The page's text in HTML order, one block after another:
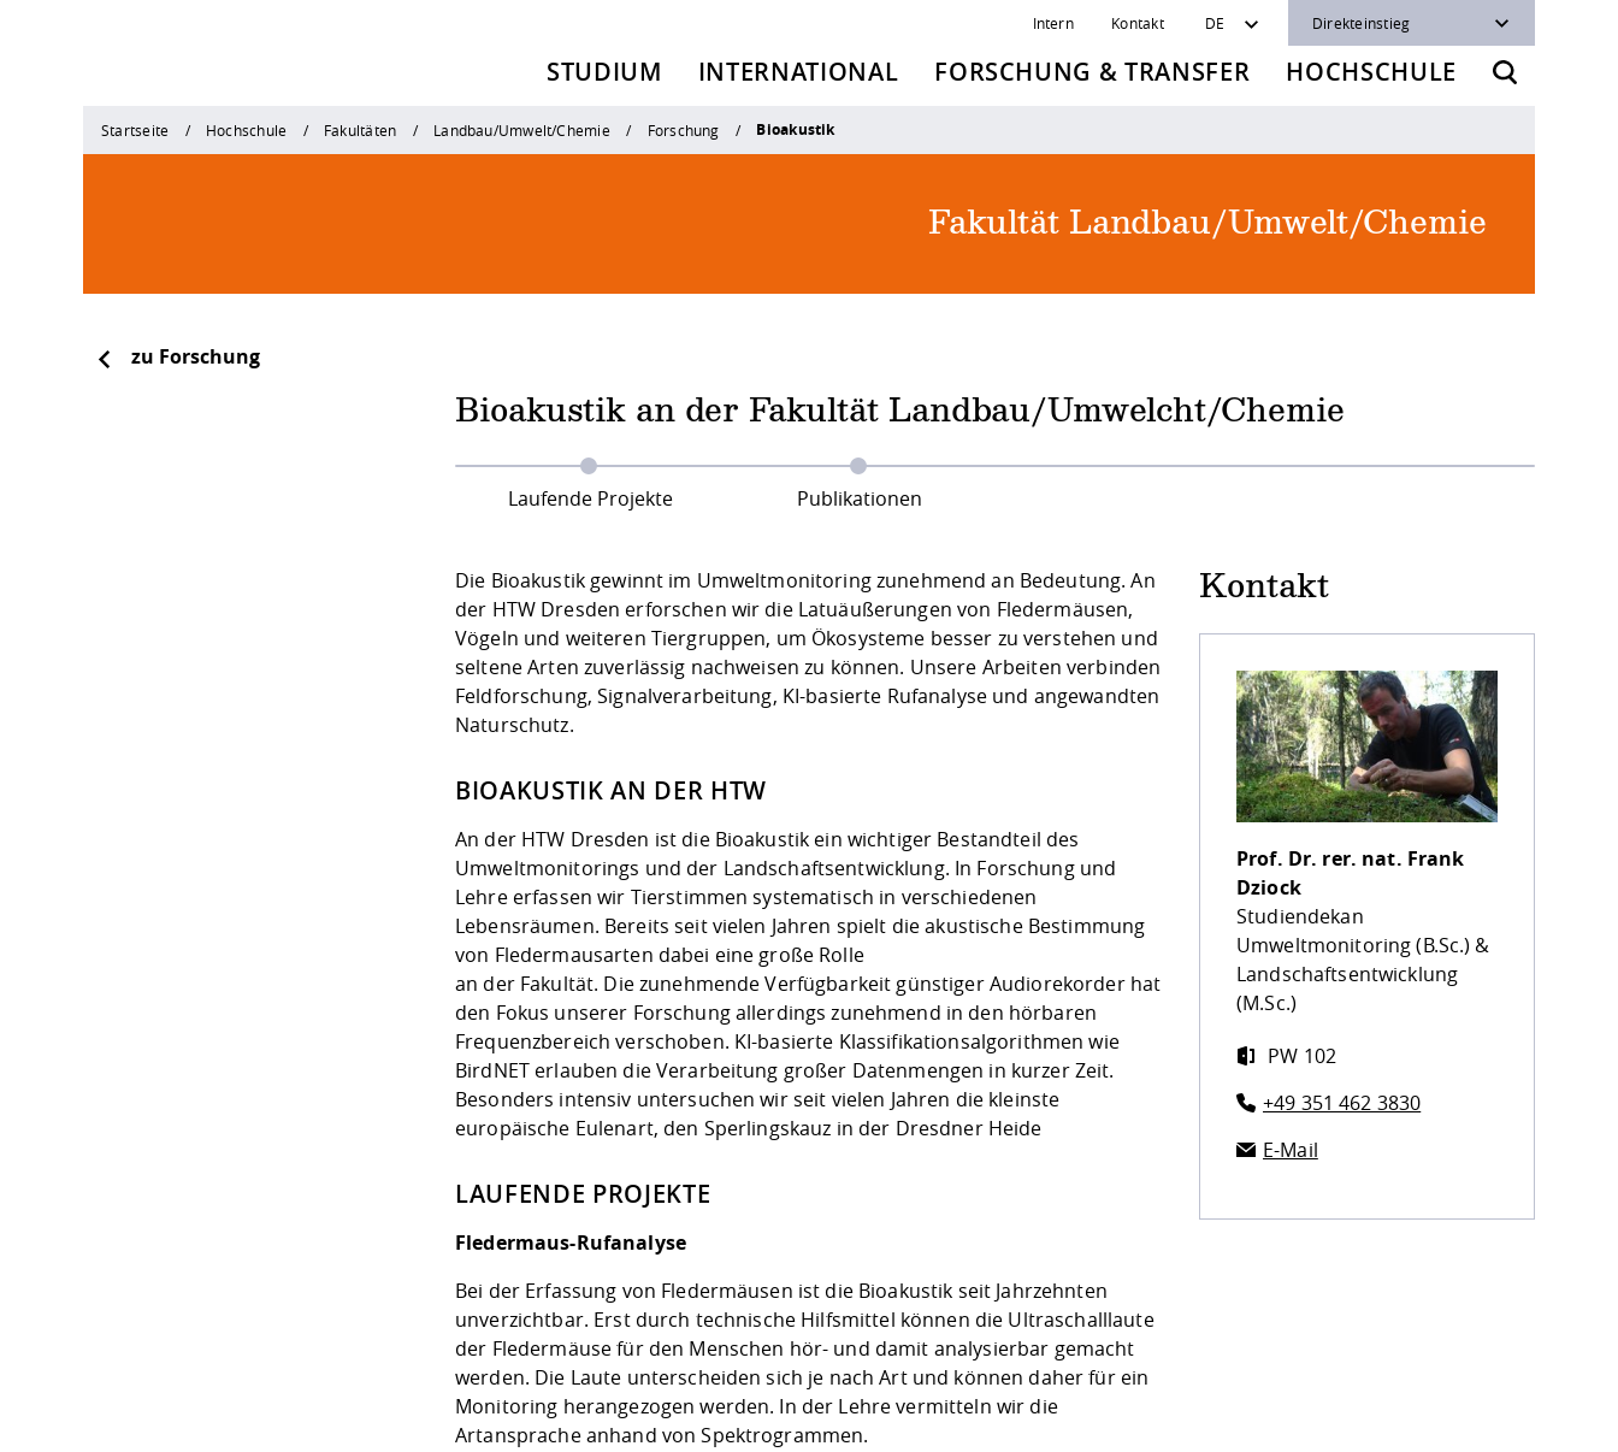
Intern Kontakt DE Direkteinstieg
STUDIUM INTERNATIONAL FORSCHUNG & TRANSFER HOCHSCHULE
Startseite Hochschule Fakultäten Landbau/Umwelt/Chemie Forschung Bioakustik
Fakultät Landbau/Umwelt/Chemie
zu Forschung
Bioakustik an der Fakultät Landbau/Umwelcht/Chemie
Laufende Projekte Publikationen
Die Bioakustik gewinnt im Umweltmonitoring zunehmend an Bedeutung. An
der HTW Dresden erforschen wir die Latuäußerungen von Fledermäusen,
Vögeln und weiteren Tiergruppen, um Ökosysteme besser zu verstehen und
seltene Arten zuverlässig nachweisen zu können. Unsere Arbeiten verbinden
Feldforschung, Signalverarbeitung, KI-basierte Rufanalyse und angewandten
Naturschutz.
BIOAKUSTIK AN DER HTW
An der HTW Dresden ist die Bioakustik ein wichtiger Bestandteil des
Umweltmonitorings und der Landschaftsentwicklung. In Forschung und
Lehre erfassen wir Tierstimmen systematisch in verschiedenen
Lebensräumen. Bereits seit vielen Jahren spielt die akustische Bestimmung
von Fledermausarten dabei eine große Rolle
an der Fakultät. Die zunehmende Verfügbarkeit günstiger Audiorekorder hat
den Fokus unserer Forschung allerdings zunehmend in den hörbaren
Frequenzbereich verschoben. KI-basierte Klassifikationsalgorithmen wie
BirdNET erlauben die Verarbeitung großer Datenmengen in kurzer Zeit.
Besonders intensiv untersuchen wir seit vielen Jahren die kleinste
europäische Eulenart, den Sperlingskauz in der Dresdner Heide
LAUFENDE PROJEKTE
Fledermaus-Rufanalyse
Bei der Erfassung von Fledermäusen ist die Bioakustik seit Jahrzehnten
unverzichtbar. Erst durch technische Hilfsmittel können die Ultraschalllaute
der Fledermäuse für den Menschen hör- und damit analysierbar gemacht
werden. Die Laute unterscheiden sich je nach Art und können daher für ein
Monitoring herangezogen werden. In der Lehre vermitteln wir die
Artansprache anhand von Spektrogrammen.
Kontakt
Prof. Dr. rer. nat. Frank
Dziock
Studiendekan
Umweltmonitoring (B.Sc.) &
Landschaftsentwicklung
(M.Sc.)
PW 102
+49 351 462 3830
E-Mail